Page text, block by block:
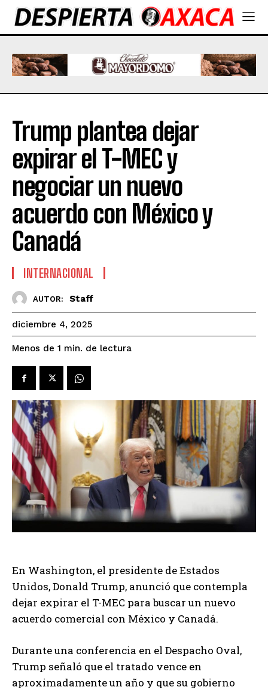
Trump plantea dejar
expirar el T-MEC y
negociar un nuevo
acuerdo con México y
Canadá
INTERNACIONAL
AUTOR: Staff
diciembre 4, 2025
Menos de 1 min. de lectura
En Washington, el presidente de Estados
Unidos, Donald Trump, anunció que contempla
dejar expirar el T-MEC para buscar un nuevo
acuerdo comercial con México y Canadá.
Durante una conferencia en el Despacho Oval,
Trump señaló que el tratado vence en
aproximadamente un año y que su gobierno